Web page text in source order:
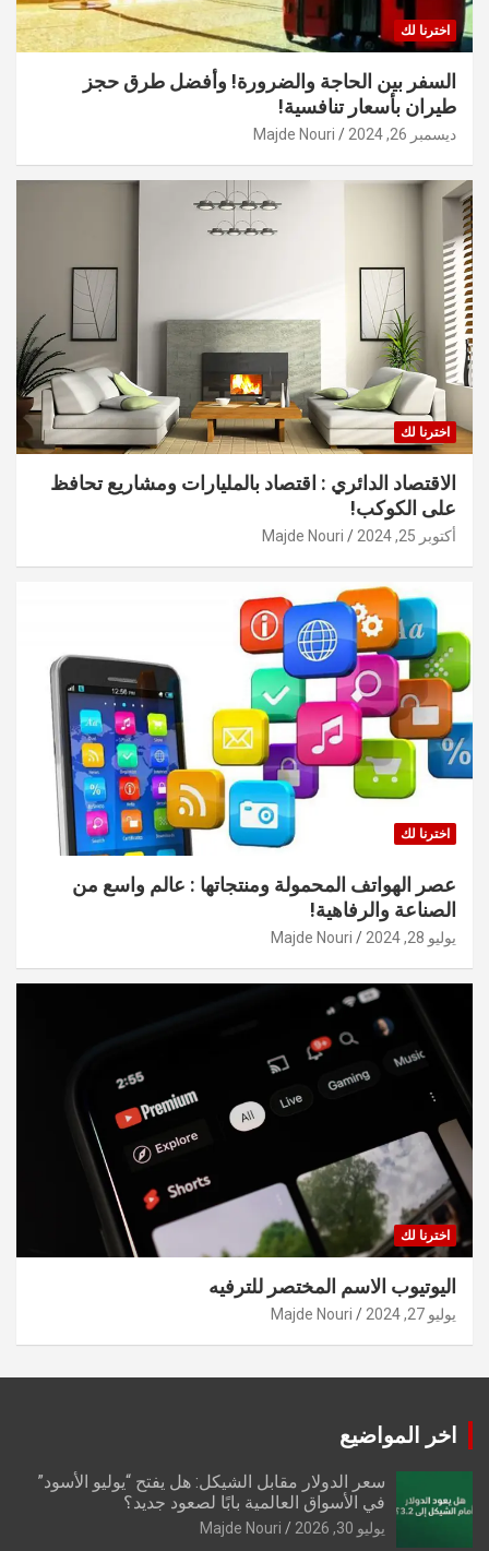
اخترنا لك
السفر بين الحاجة والضرورة! وأفضل طرق حجز
طيران بأسعار تنافسية!
ديسمبر 26, 2024 Majde Nouri
اخترنا لك
الاقتصاد الدائري : اقتصاد بالمليارات ومشاريع تحافظ
على الكوكب!
أكتوبر 25, 2024 Majde Nouri
اخترنا لك
عصر الهواتف المحمولة ومنتجاتها : عالم واسع من
الصناعة والرفاهية!
يوليو 28, 2024 Majde Nouri
اخترنا لك
اليوتيوب الاسم المختصر للترفيه
يوليو 27, 2024 Majde Nouri
اخر المواضيع
سعر الدولار مقابل الشيكل: هل يفتح “يوليو الأسود”
في الأسواق العالمية بابًا لصعود جديد؟
يوليو 30, 2026 Majde Nouri